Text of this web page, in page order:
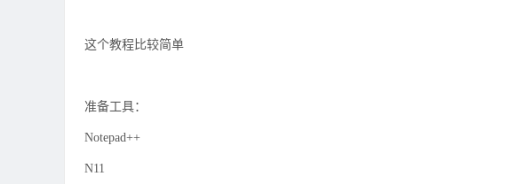
这个教程比较简单
准备工具：
Notepad++
N11